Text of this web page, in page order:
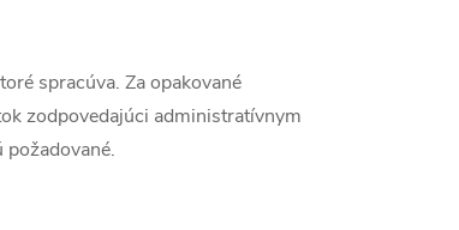
spracúva. Za opakované
zodpovedajúci administratívnym